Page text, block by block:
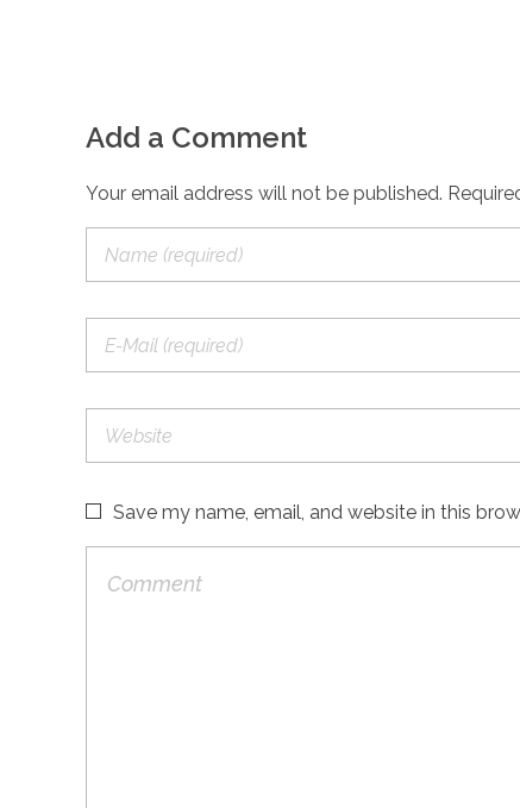
Add a Comment
Your email address will not be published.
Save my name, email, and website in this